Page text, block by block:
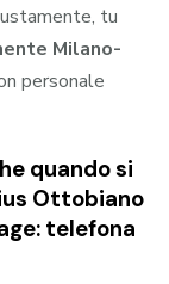
tu
Milano-
personale
quando si
Ottobiano
telefona